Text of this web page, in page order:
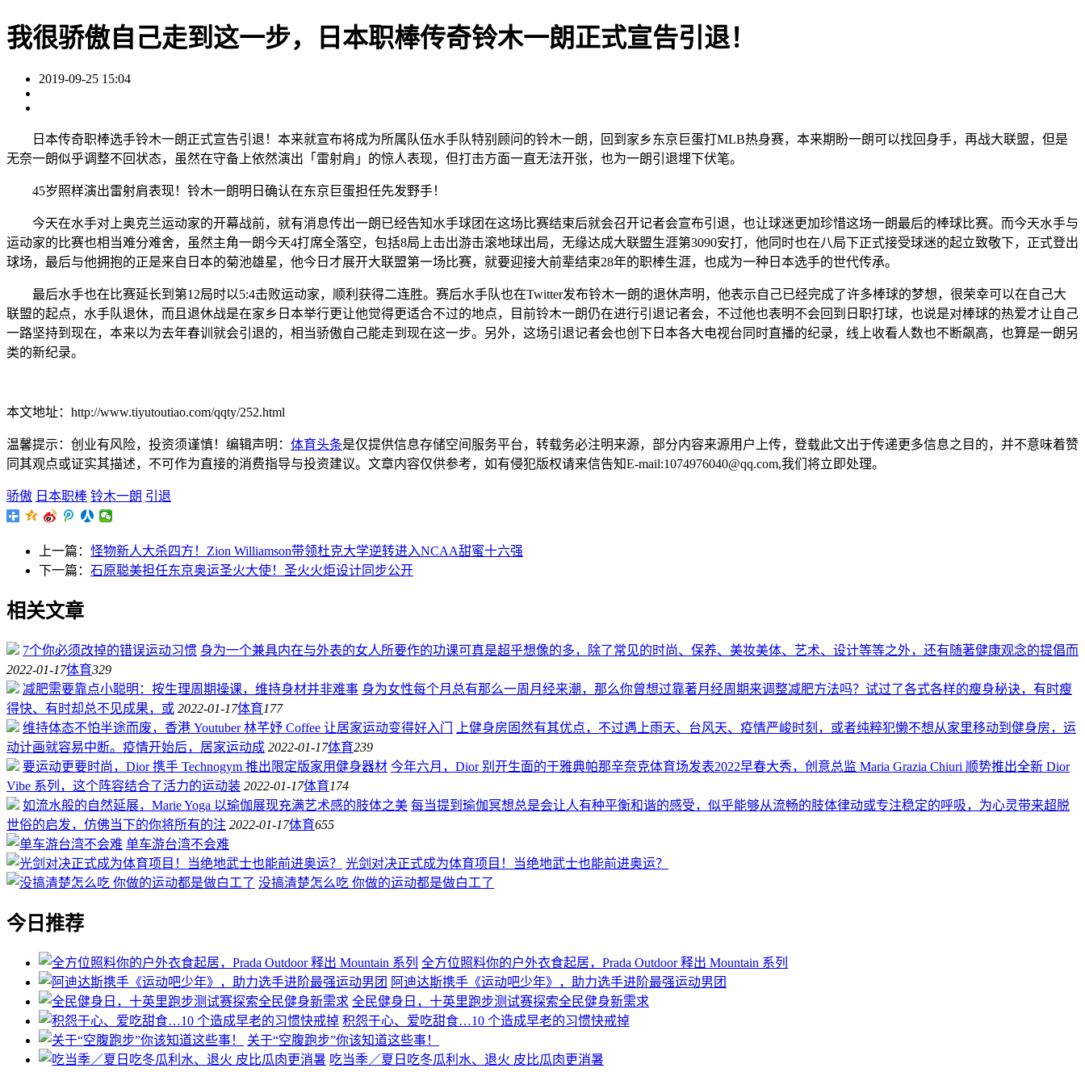
我很骄傲自己走到这一步，日本职棒传奇铃木一朗正式宣告引退！
2019-09-25 15:04
日本传奇职棒选手铃木一朗正式宣告引退！本来就宣布将成为所属队伍水手队特别顾问的铃木一朗，回到家乡东京巨蛋打MLB热身赛，本来期盼一朗可以找回身手，再战大联盟，但是
无奈一朗似乎调整不回状态，虽然在守备上依然演出「雷射肩」的惊人表现，但打击方面一直无法开张，也为一朗引退埋下伏笔。
45岁照样演出雷射肩表现！铃木一朗明日确认在东京巨蛋担任先发野手！
今天在水手对上奥克兰运动家的开幕战前，就有消息传出一朗已经告知水手球团在这场比赛结束后就会召开记者会宣布引退，也让球迷更加珍惜这场一朗最后的棒球比赛。而今天水手与
运动家的比赛也相当难分难舍，虽然主角一朗今天4打席全落空，包括8局上击出游击滚地球出局，无缘达成大联盟生涯第3090安打，他同时也在八局下正式接受球迷的起立致敬下，正式登出
球场，最后与他拥抱的正是来自日本的菊池雄星，他今日才展开大联盟第一场比赛，就要迎接大前辈结束28年的职棒生涯，也成为一种日本选手的世代传承。
最后水手也在比赛延长到第12局时以5:4击败运动家，顺利获得二连胜。赛后水手队也在Twitter发布铃木一朗的退休声明，他表示自己已经完成了许多棒球的梦想，很荣幸可以在自己大
联盟的起点，水手队退休，而且退休战是在家乡日本举行更让他觉得更适合不过的地点，目前铃木一朗仍在进行引退记者会，不过他也表明不会回到日职打球，也说是对棒球的热爱才让自己
一路坚持到现在，本来以为去年春训就会引退的，相当骄傲自己能走到现在这一步。另外，这场引退记者会也创下日本各大电视台同时直播的纪录，线上收看人数也不断飙高，也算是一朗另
类的新纪录。
本文地址：http://www.tiyutoutiao.com/qqty/252.html
温馨提示：创业有风险，投资须谨慎！编辑声明： 体育头条是仅提供信息存储空间服务平台，转载务必注明来源，部分内容来源用户上传，登载此文出于传递更多信息之目的，并不意味着赞
同其观点或证实其描述，不可作为直接的消费指导与投资建议。文章内容仅供参考，如有侵犯版权请来信告知E-mail:1074976040@qq.com,我们将立即处理。
骄傲 日本职棒 铃木一朗 引退
上一篇： 怪物新人大杀四方！Zion Williamson带领杜克大学逆转进入NCAA甜蜜十六强
下一篇： 石原聪美担任东京奥运圣火大使！圣火火炬设计同步公开
相关文章
7个你必须改掉的错误运动习惯 身为一个兼具内在与外表的女人所要作的功课可真是超乎想像的多，除了常见的时尚、保养、美妆美体、艺术、设计等等之外，还有随著健康观念的提倡而
2022-01-17体育329
减肥需要靠点小聪明：按生理周期操课，维持身材并非难事 身为女性每个月总有那么一周月经来潮，那么你曾想过靠著月经周期来调整减肥方法吗？试过了各式各样的瘦身秘诀，有时瘦
得快、有时却总不见成果，或 2022-01-17体育177
维持体态不怕半途而废，香港 Youtuber 林芊妤 Coffee 让居家运动变得好入门
上健身房固然有其优点，不过遇上雨天、台风天、疫情严峻时刻，或者纯粹犯懒不想从家里移动到健身房，运
动计画就容易中断。疫情开始后，居家运动成 2022-01-17体育239
要运动更要时尚，Dior 携手 Technogym 推出限定版家用健身器材 今年六月，Dior 别开生面的于雅典帕那辛奈克体育场发表2022早春大秀，创意总监 Maria Grazia Chiuri 顺势推出全新 Dior
Vibe 系列，这个阵容结合了活力的运动装 2022-01-17体育174
如流水般的自然延展，Marie Yoga 以瑜伽展现充满艺术感的肢体之美 每当提到瑜伽冥想总是会让人有种平衡和谐的感受，似乎能够从流畅的肢体律动或专注稳定的呼吸，为心灵带来超脱
世俗的启发，仿佛当下的你将所有的注 2022-01-17体育655
单车游台湾不会难
光剑对决正式成为体育项目！当绝地武士也能前进奥运？
没搞清楚怎么吃 你做的运动都是做白工了
今日推荐
全方位照料你的户外衣食起居，Prada Outdoor 释出 Mountain 系列
阿迪达斯携手《运动吧少年》，助力选手进阶最强运动男团
全民健身日，十英里跑步测试赛探索全民健身新需求
积怨于心、爱吃甜食…10 个造成早老的习惯快戒掉
关于“空腹跑步”你该知道这些事！
吃当季／夏日吃冬瓜利水、退火 皮比瓜肉更消暑